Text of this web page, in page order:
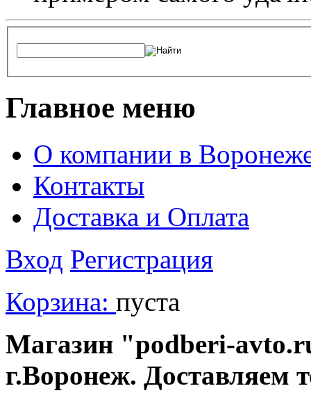
Главное меню
О компании в
Контакты
Доставка и Оплата
Вход Регистрация
Корзина: пуста
Магазин "podberi-
г.Воронеж. Доставляем